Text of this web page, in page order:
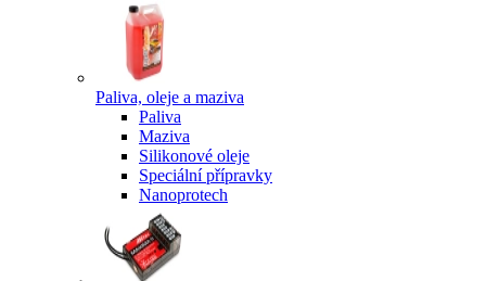
Paliva, oleje a maziva
Paliva
Maziva
Silikonové oleje
Speciální přípravky
Nanoprotech